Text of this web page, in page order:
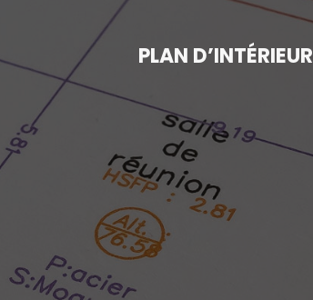
PLAN D’INTÉRIEUR